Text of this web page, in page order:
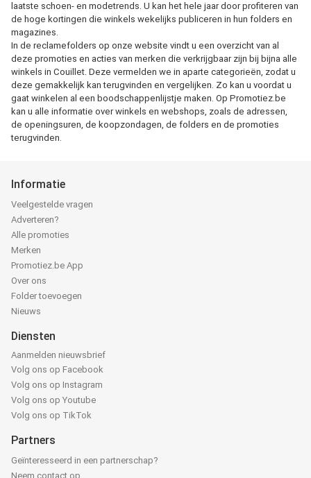
laatste schoen- en modetrends. U kan het hele jaar door profiteren van
de hoge kortingen die winkels wekelijks publiceren in hun folders en
magazines.
In de reclamefolders op onze website vindt u een overzicht van al
deze promoties en acties van merken die verkrijgbaar zijn bij bijna alle
winkels in Couillet. Deze vermelden we in aparte categorieën, zodat u
deze gemakkelijk kan terugvinden en vergelijken. Zo kan u voordat u
gaat winkelen al een boodschappenlijstje maken. Op Promotiez.be
kan u alle informatie over winkels en webshops, zoals de adressen,
de openingsuren, de koopzondagen, de folders en de promoties
terugvinden.
Informatie
Veelgestelde vragen
Adverteren?
Alle promoties
Merken
Promotiez.be App
Over ons
Folder toevoegen
Nieuws
Diensten
Aanmelden nieuwsbrief
Volg ons op Facebook
Volg ons op Instagram
Volg ons op Youtube
Volg ons op TikTok
Partners
Geïnteresseerd in een partnerschap?
Neem contact op